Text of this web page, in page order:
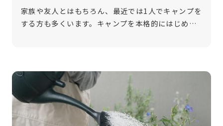
◎
家族や友人とはもちろん、最近では1人でキャンプを
する方も多くいます。キャンプを本格的にはじめる